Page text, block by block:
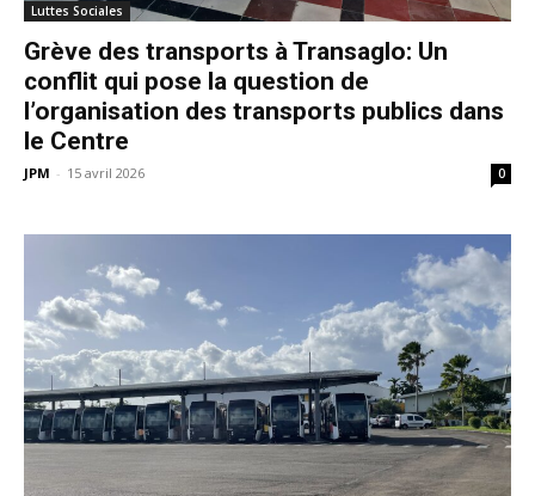
Luttes Sociales
Grève des transports à Transaglo: Un
conflit qui pose la question de
l’organisation des transports publics dans
le Centre
JPM - 15 avril 2026 0